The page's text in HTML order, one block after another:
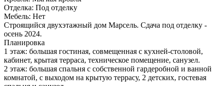
Отделка: Под отделку
Мебель: Нет
Строящийся двухэтажный дом Марсель. Сдача под отделку -
осень 2024.
Планировка
1 этаж: большая гостиная, совмещенная с кухней-столовой,
кабинет, крытая терраса, техническое помещение, санузел.
2 этаж: большая спальня с собственной гардеробной и ванной
комнатой, с выходом на крытую террасу, 2 детских, гостевая